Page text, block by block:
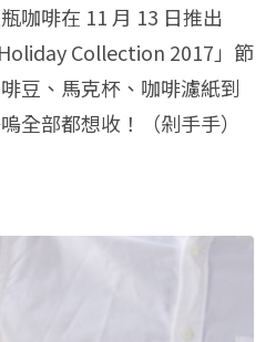
咖啡在 11 月 13 日推出
Collection 2017」節
豆、馬克杯、咖啡濾紙到
全部都想收！（剁手手）